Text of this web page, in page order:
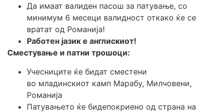
Да имаат валиден пасош за патување, со
минимум 6 месеци валидност откако ќе се
вратат од Романија!
Работен јазик е англискиот!
Сместување и патни трошоци:
Учесниците ќе бидат сместени
во младинскиот камп Марабу, Милчовени,
Романија
Патувањето ќе бидепокриено од страна на